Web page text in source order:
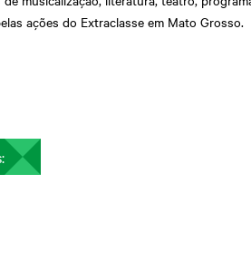
ações do Extraclasse em Mato Grosso.